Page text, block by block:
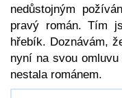
nedůstojným
pravý román. Tím
hřebík. Doznávám,
nyní na svou
nestala románem.